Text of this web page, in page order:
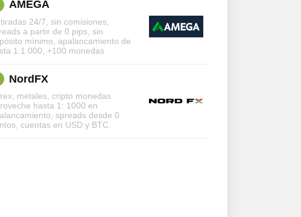
AMEGA
24/7, sin comisiones,
a partir de 0 pips, sin
mínimo, apalancamiento de
1:1.000, +100 monedas
NordFX
metales, cripto monedas.
hasta 1: 1000 en
spreads desde 0
cuentas en USD y BTC.